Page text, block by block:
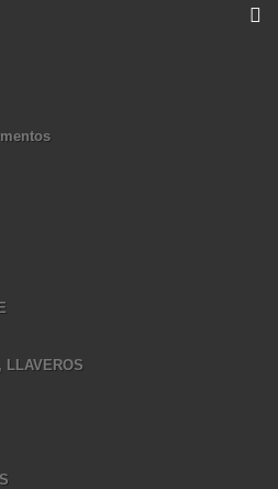
LLAVEROS